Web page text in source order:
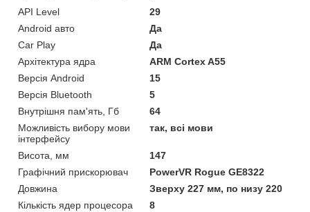
API Level
29
Android авто
Да
Car Play
Да
Архітектура ядра
ARM Cortex A55
Версія Android
15
Версія Bluetooth
5
Внутрішня пам'ять, Гб
64
Можливість вибору мови
інтерфейсу
так, всі мови
Висота, мм
147
Графічний прискорювач
PowerVR Rogue GE8322
Довжина
Зверху 227 мм, по низу 220
Кількість ядер процесора
8